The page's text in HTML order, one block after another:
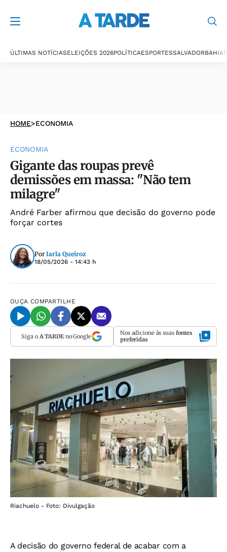
ÚLTIMAS NOTÍCIASELEIÇÕES 2026POLÍTICAESPORTESSALVADORBAHIA
HOME>ECONOMIA
ECONOMIA
Gigante das roupas prevê
demissões em massa: "Não tem
milagre"
André Farber afirmou que decisão do governo pode
forçar cortes
Por Iarla Queiroz
18/05/2026 - 14:43 h
OUÇA COMPARTILHE
Siga o A TARDEno Google Nos adicione às suas fontes
preferidas
Riachuelo - Foto: Divulgação
A decisão do governo federal de acabar com a